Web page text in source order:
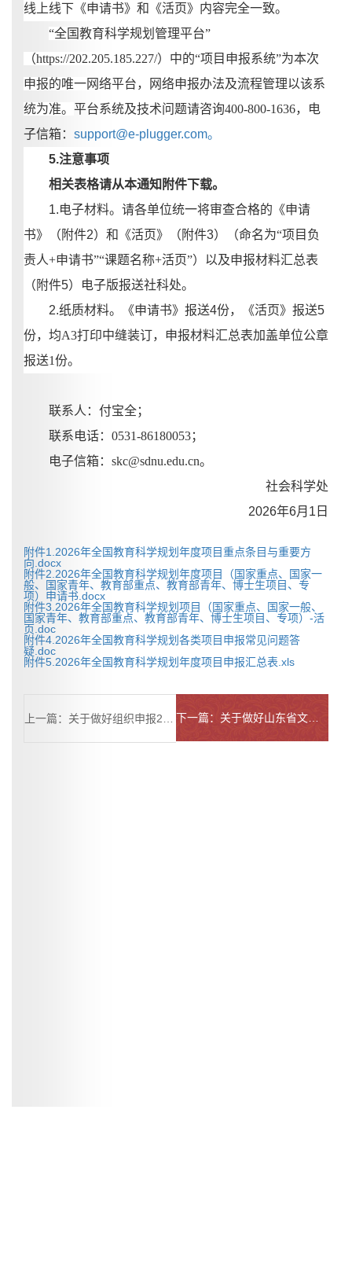
线上线下《申请书》和《活页》内容完全一致。
“全国教育科学规划管理平台”
（https://202.205.185.227/）中的“项目申报系统”为本次
申报的唯一网络平台，网络申报办法及流程管理以该系
统为准。 平台系统及技术问题请咨询400-800-1636，电
子信箱： support@e-plugger.com。
5.注意事项
相关表格请从本通知附件下载。
1.电子材料。请各单位统一将审查合格的《申请
书》（附件2）和《活页》（附件3）（命名为“项目负
责人+申请书”“课题名称+活页”）以及申报材料汇总表
（附件5）电子版报送社科处。
2.纸质材料。《申请书》报送4份，《活页》报送5
份，均A3打印中缝装订，申报材料汇总表加盖单位公章
报送1份。
联系人：付宝全；
联系电话： 0531-86180053；
电子信箱： skc@sdnu.edu.cn。
社会科学处
2026年6月 1 日
附件1.2026年全国教育科学规划年度项目重点条目与重要方
向.docx
附件2.2026年全国教育科学规划年度项目（国家重点、国家一
般、国家青年、教育部重点、教育部青年、博士生项目、专
项）申请书.docx
附件3.2026年全国教育科学规划项目（国家重点、国家一般、
国家青年、教育部重点、教育部青年、博士生项目、专项）-活
页.doc
附件4.2026年全国教育科学规划各类项目申报常见问题答
疑.doc
附件5.2026年全国教育科学规划年度项目申报汇总表.xls